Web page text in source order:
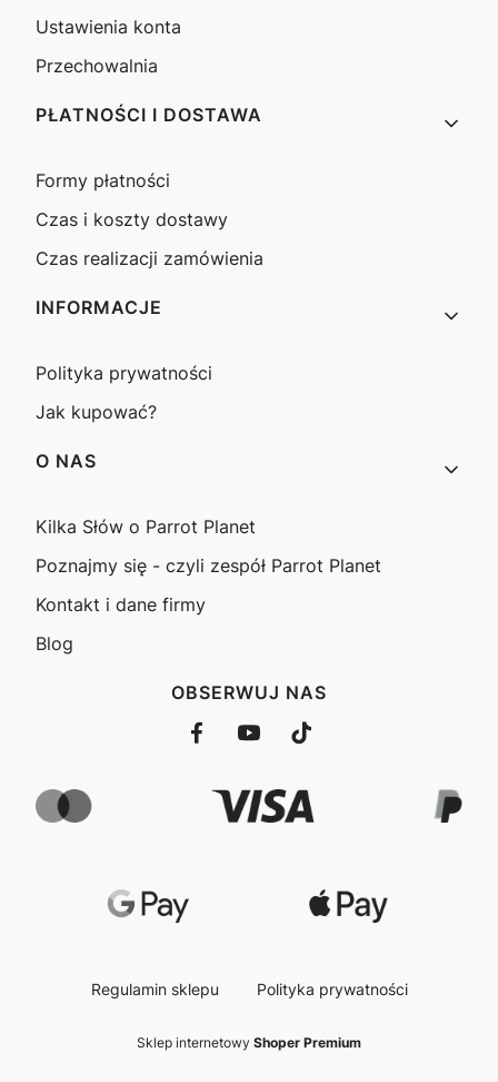
Ustawienia konta
Przechowalnia
PŁATNOŚCI I DOSTAWA
Formy płatności
Czas i koszty dostawy
Czas realizacji zamówienia
INFORMACJE
Polityka prywatności
Jak kupować?
O NAS
Kilka Słów o Parrot Planet
Poznajmy się - czyli zespół Parrot Planet
Kontakt i dane firmy
Blog
OBSERWUJ NAS
Regulamin sklepu Polityka prywatności
Sklep internetowy Shoper Premium